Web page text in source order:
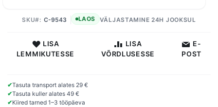
VÄLJASTAMINE 24H JOOKSUL
SKU C-9543 LAOS
LISA
LEMMIKUTESSE
LISA
VÕRDLUSESSE
E-
POST
✔Tasuta transport alates 29 €
✔Tasuta kuller alates 49 €
✔Kiired tarned 1–3 tööpäeva